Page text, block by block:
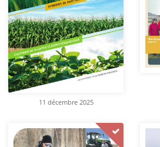
11 décembre 2025